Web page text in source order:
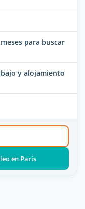
para buscar
y alojamiento
en París